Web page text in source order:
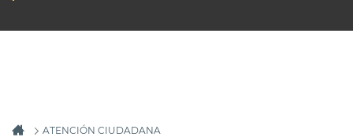
ATENCIÓN CIUDADANA